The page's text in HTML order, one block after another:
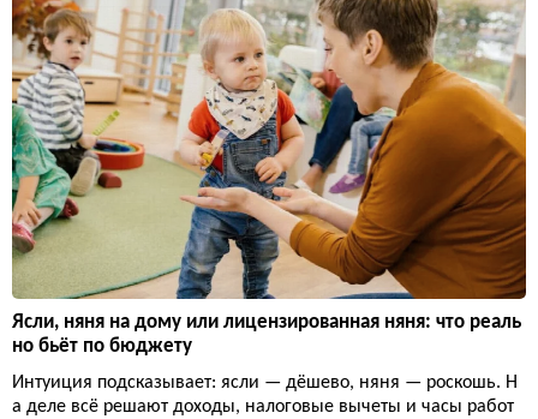
Ясли, няня на дому или лицензированная няня: что реаль
но бьёт по бюджету
Интуиция подсказывает: ясли — дёшево, няня — роскошь. Н
а деле всё решают доходы, налоговые вычеты и часы работ